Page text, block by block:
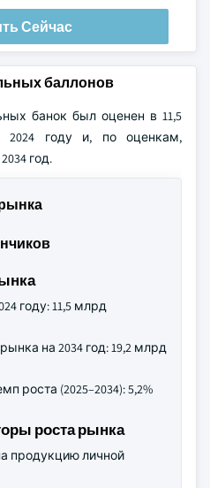
Сейчас
баллонов
банок был оценен в 11,5
году и, по оценкам,
год.
году: 11,5 млрд
на 2034 год: 19,2 млрд
роста (2025–2034): 5,2%
роста рынка
продукцию личной